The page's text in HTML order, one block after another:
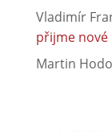
Vladimír
přijme nové
Martin